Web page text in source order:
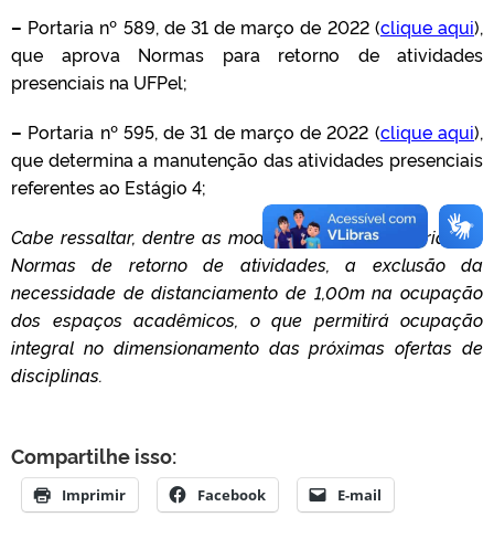
– Portaria nº 589, de 31 de março de 2022 (clique aqui),
que aprova Normas para retorno de atividades
presenciais na UFPel;
– Portaria nº 595, de 31 de março de 2022 (clique aqui),
que determina a manutenção das atividades presenciais
referentes ao Estágio 4;
Cabe ressaltar, dentre as modificações nas Portarias de
Normas de retorno de atividades, a exclusão da
necessidade de distanciamento de 1,00m na ocupação
dos espaços acadêmicos, o que permitirá ocupação
integral no dimensionamento das próximas ofertas de
disciplinas.
Compartilhe isso:
Imprimir Facebook E-mail